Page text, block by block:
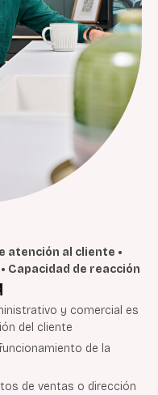
atención al cliente •
Capacidad de reacción
y comercial es
del cliente
de la
de ventas o dirección